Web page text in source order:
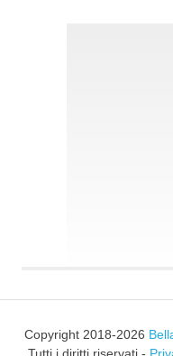
Copyright 2018-2026